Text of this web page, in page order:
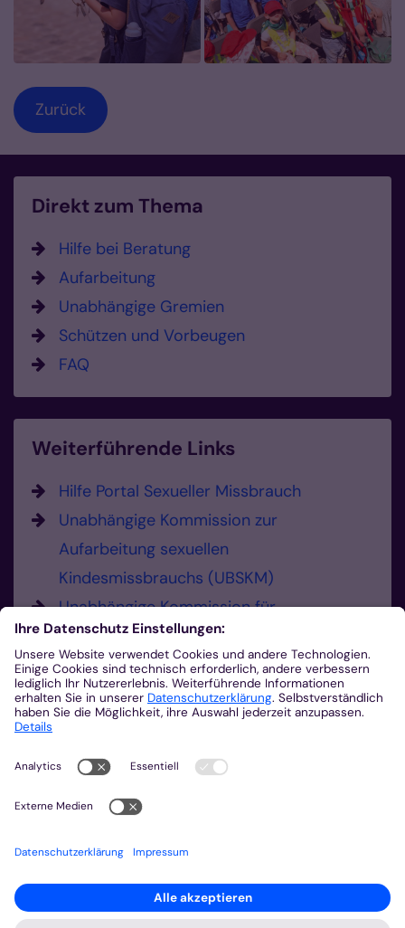
Zurück
Direkt zum Thema
Hilfe bei Beratung
Aufarbeitung
Unabhängige Gremien
Schützen und Vorbeugen
FAQ
Weiterführende Links
Hilfe Portal Sexueller Missbrauch
Unabhängige Kommission zur
Aufarbeitung sexuellen
Kindesmissbrauchs (UBSKM)
Unabhängige Kommission für
Anerkennungsleistungen (UKA)
Hier können Sie Missbrauch melden.
Sie haben die Möglichkeit, sexualisierte
Gewalt und Verdachtsmomente zu
melden.
Missbrauch melden